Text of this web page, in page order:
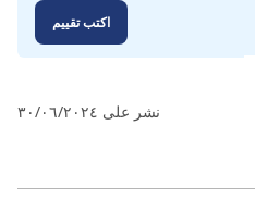
اكتب تقييم
نشر على ٣٠/٠٦/٢٠٢٤